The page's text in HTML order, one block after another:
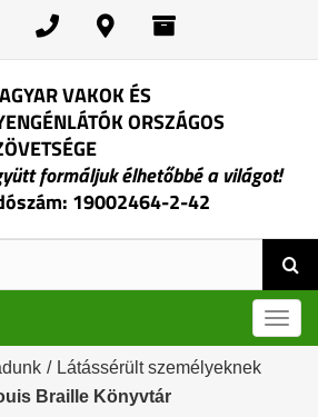
VAKOK ÉS
ORSZÁGOS
formáljuk élhetőbbé a világot!
19002464-2-42
/ Látássérült személyeknek
Braille Könyvtár